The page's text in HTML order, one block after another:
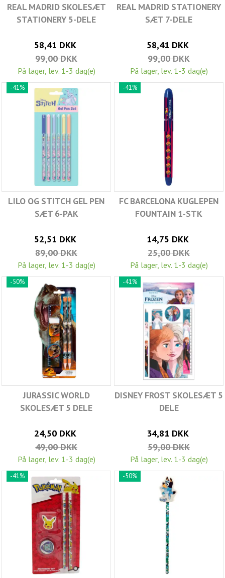
REAL MADRID SKOLESÆT
STATIONERY 5-DELE
58,41 DKK
99,00 DKK
På lager, lev. 1-3 dag(e)
REAL MADRID STATIONERY
SÆT 7-DELE
58,41 DKK
99,00 DKK
På lager, lev. 1-3 dag(e)
-41%
LILO OG STITCH GEL PEN
SÆT 6-PAK
52,51 DKK
89,00 DKK
På lager, lev. 1-3 dag(e)
-41%
FC BARCELONA KUGLEPEN
FOUNTAIN 1-STK
14,75 DKK
25,00 DKK
På lager, lev. 1-3 dag(e)
-50%
JURASSIC WORLD
SKOLESÆT 5 DELE
24,50 DKK
49,00 DKK
På lager, lev. 1-3 dag(e)
-41%
DISNEY FROST SKOLESÆT 5
DELE
34,81 DKK
59,00 DKK
På lager, lev. 1-3 dag(e)
-41% -50%